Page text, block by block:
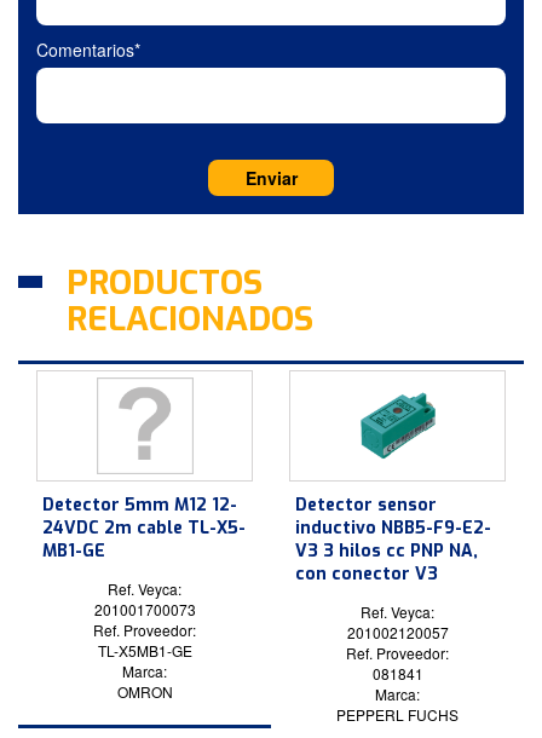
Comentarios*
PRODUCTOS
RELACIONADOS
Detector 5mm M12 12-
24VDC 2m cable TL-X5-
MB1-GE
Ref. Veyca:
201001700073
Ref. Proveedor:
TL-X5MB1-GE
Marca:
OMRON
Detector sensor
inductivo NBB5-F9-E2-
V3 3 hilos cc PNP NA,
con conector V3
Ref. Veyca:
201002120057
Ref. Proveedor:
081841
Marca:
PEPPERL FUCHS